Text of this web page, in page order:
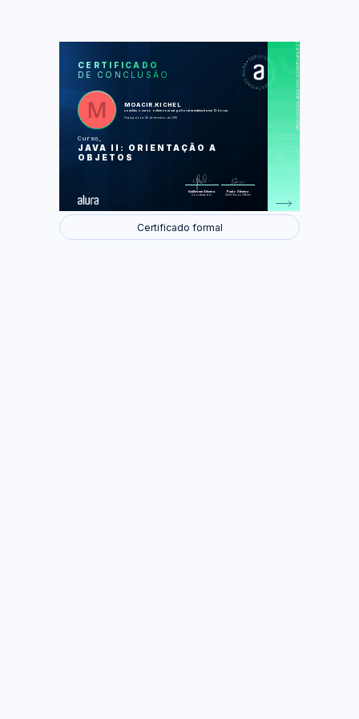
CERTIFICADO
DE CONCLUSÃO
MOACIR.KICHEL
concluiu o curso online com carga horária estimada em 12 horas.
Finalizado em 06 de fevereiro de 2018
Curso
JAVA II: ORIENTAÇÃO A
OBJETOS
Guilherme Silveira
Coordenador
Paulo Silveira
Chief Vision Officer
https://cursos.alura.com.br/certificate/6243d32c-c4b7-4677-9258-0314442f5615
LAS
Teste o seu conhecimento
Herança, reescrita e polimorfismo
Certificado formal